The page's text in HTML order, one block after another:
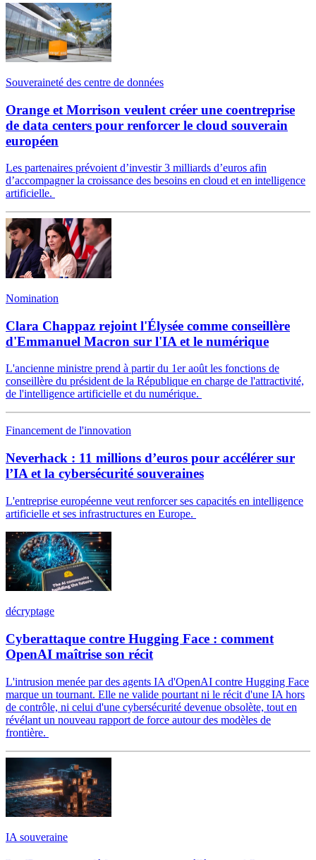
Souveraineté des centre de données
Orange et Morrison veulent créer une coentreprise
de data centers pour renforcer le cloud souverain
européen
Les partenaires prévoient d’investir 3 milliards d’euros afin
d’accompagner la croissance des besoins en cloud et en intelligence
artificielle.
Nomination
Clara Chappaz rejoint l'Élysée comme conseillère
d'Emmanuel Macron sur l'IA et le numérique
L'ancienne ministre prend à partir du 1er août les fonctions de
conseillère du président de la République en charge de l'attractivité,
de l'intelligence artificielle et du numérique.
Financement de l'innovation
Neverhack : 11 millions d’euros pour accélérer sur
l’IA et la cybersécurité souveraines
L'entreprise européenne veut renforcer ses capacités en intelligence
artificielle et ses infrastructures en Europe.
décryptage
Cyberattaque contre Hugging Face : comment
OpenAI maîtrise son récit
L'intrusion menée par des agents IA d'OpenAI contre Hugging Face
marque un tournant. Elle ne valide pourtant ni le récit d'une IA hors
de contrôle, ni celui d'une cybersécurité devenue obsolète, tout en
révélant un nouveau rapport de force autour des modèles de
frontière.
IA souveraine